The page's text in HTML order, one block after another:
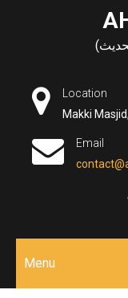
Location
Makki
Email
Menu